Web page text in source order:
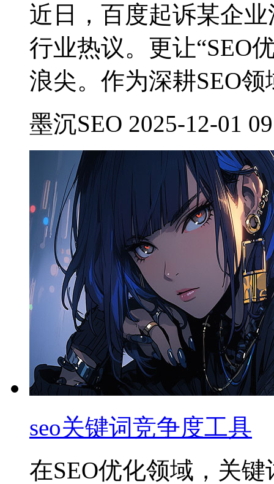
近日，百度起诉某企
行业热议。更让“SEO
浪尖。作为深耕SEO
墨沉SEO 2025-12-01
seo关键词竞争度工具
在SEO优化领域，关